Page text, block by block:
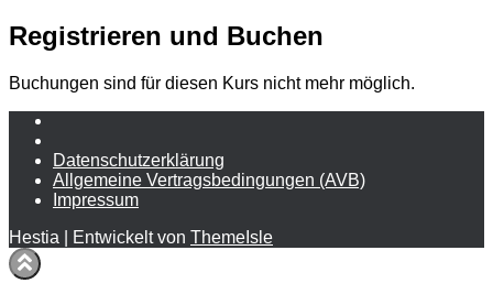
Registrieren und Buchen
Buchungen sind für diesen Kurs nicht mehr möglich.
Daten­schutz­erklärung
Allgemeine Vertragsbedingungen (AVB)
Impressum
Hestia | Entwickelt von ThemeIsle